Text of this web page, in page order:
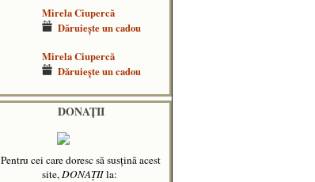
Mirela Ciupercă
Dăruieşte un cadou
Mirela Ciupercă
Dăruieşte un cadou
DONAȚII
Pentru cei care doresc să susțină acest
site, DONAȚIIla: